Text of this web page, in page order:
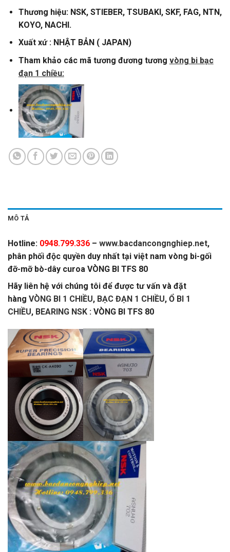
Thương hiệu: NSK, STIEBER, TSUBAKI, SKF, FAG, NTN,
KOYO, NACHI.
Xuất xứ : NHẬT BẢN ( JAPAN)
Tham khảo các mã tương đương tương vòng bi bạc
đạn 1 chiều:
MÔ TẢ
Hotline: 0948.799.336 – www.bacdancongnghiep.net,
phân phối độc quyền duy nhất tại việt nam vòng bi-gối
đỡ-mỡ bò-dây curoa VÒNG BI TFS 80
Hãy liên hệ với chúng tôi để được tư vấn và đặt
hàng VÒNG BI 1 CHIỀU, BẠC ĐẠN 1 CHIỀU, Ổ BI 1
CHIỀU, BEARING NSK : VÒNG BI TFS 80